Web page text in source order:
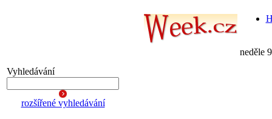
neděle
Vyhledávání
rozšířené vyhledávání